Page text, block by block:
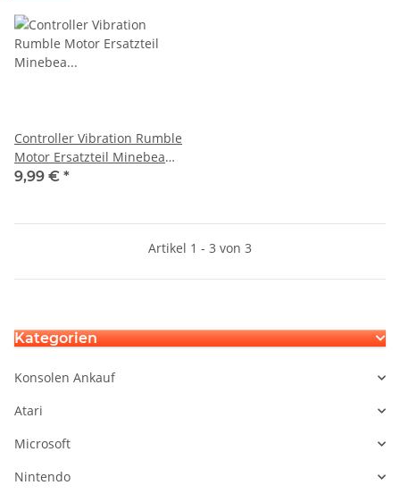
Controller Vibration Rumble
Motor Ersatzteil Minebea
für Sony Ps5 Playstation 5
9,99 € *
Artikel 1 - 3 von 3
Kategorien
Konsolen Ankauf
Atari
Microsoft
Nintendo